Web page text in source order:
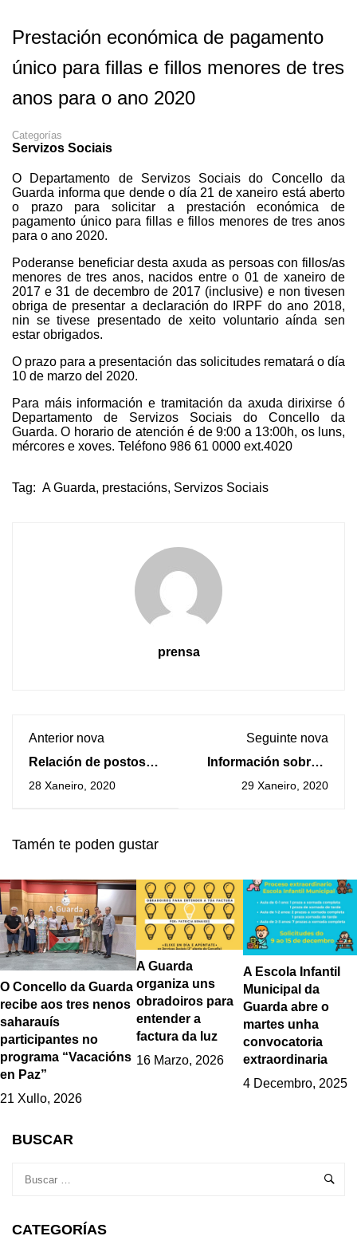
Prestación económica de pagamento
único para fillas e fillos menores de tres
anos para o ano 2020
Categorías
Servizos Sociais
O Departamento de Servizos Sociais do Concello da
Guarda informa que dende o día 21 de xaneiro está aberto
o prazo para solicitar a prestación económica de
pagamento único para fillas e fillos menores de tres anos
para o ano 2020.
Poderanse beneficiar desta axuda as persoas con fillos/as
menores de tres anos, nacidos entre o 01 de xaneiro de
2017 e 31 de decembro de 2017 (inclusive) e non tivesen
obriga de presentar a declaración do IRPF do ano 2018,
nin se tivese presentado de xeito voluntario aínda sen
estar obrigados.
O prazo para a presentación das solicitudes rematará o día
10 de marzo del 2020.
Para máis información e tramitación da axuda dirixirse ó
Departamento de Servizos Sociais do Concello da
Guarda. O horario de atención é de 9:00 a 13:00h, os luns,
mércores e xoves. Teléfono 986 61 0000 ext.4020
Tag: A Guarda, prestacións, Servizos Sociais
prensa
Anterior nova
Relación de postos
de traballo solicitados
28 Xaneiro, 2020
Seguinte nova
Información sobre a
liberación do
29 Xaneiro, 2020
Tamén te poden gustar
O Concello da Guarda
recibe aos tres nenos
saharauís
participantes no
programa “Vacacións
en Paz”
21 Xullo, 2026
A Guarda
organiza uns
obradoiros para
entender a
factura da luz
16 Marzo, 2026
A Escola Infantil
Municipal da
Guarda abre o
martes unha
convocatoria
extraordinaria
4 Decembro, 2025
BUSCAR
CATEGORÍAS